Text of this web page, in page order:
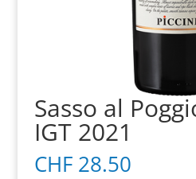
Sasso al
IGT 2021
CHF28.50